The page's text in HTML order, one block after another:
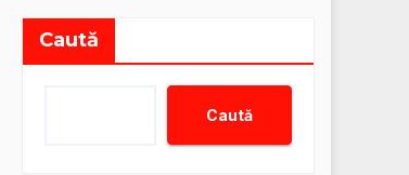
Caută
Caută